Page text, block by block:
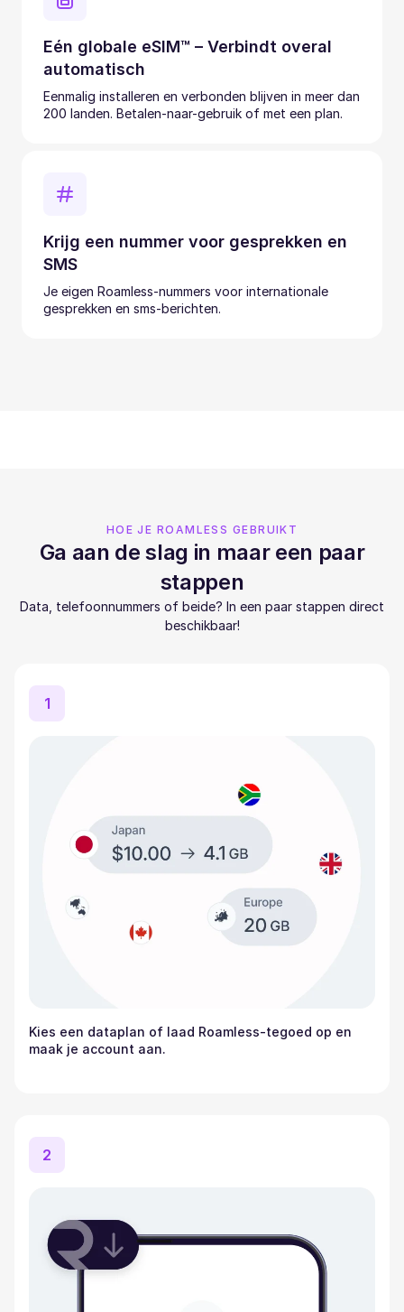
Eén globale eSIM™ – Verbindt overal
automatisch
Eenmalig installeren en verbonden blijven in meer dan
200 landen. Betalen-naar-gebruik of met een plan.
Krijg een nummer voor gesprekken en
SMS
Je eigen Roamless-nummers voor internationale
gesprekken en sms-berichten.
HOE JE ROAMLESS GEBRUIKT
Ga aan de slag in maar een paar
stappen
Data, telefoonnummers of beide? In een paar stappen direct
beschikbaar!
1
Kies een dataplan of laad Roamless-tegoed op en
maak je account aan.
2